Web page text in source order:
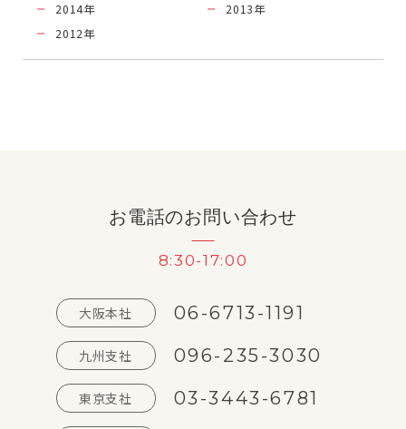
2014年 2013年
2012年
お電話のお問い合わせ
8:30-17:00
大阪本社 06-6713-1191
九州支社 096-235-3030
東京支社 03-3443-6781